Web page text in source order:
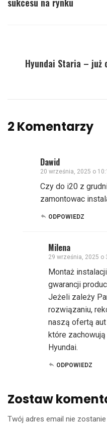
Hyundai Staria – już
2 Komentarzy
Dawid
20 września, 2025 o
Czy do i20 z
zamontowac
ODPOWIEDZ
Milena
29 września, 2025 o
Montaż
gwarancji
Jeżeli zależy
rozwiązaniu,
naszą ofertą
które zachowują
Hyundai.
ODPOWIEDZ
Zostaw
Twój adres email nie